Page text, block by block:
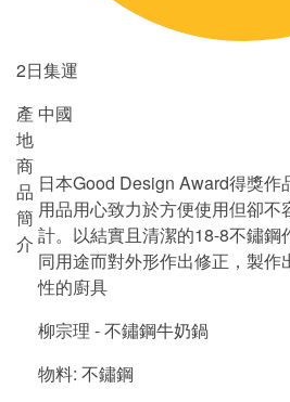
2日集運
產
地
中國
商
品
簡
介
日本Good Design Award得獎作
用品用心致力於方便使用但卻不
計。以結實且清潔的18-8不鏽鋼
同用途而對外形作出修正，製作
性的廚具
柳宗理 - 不鏽鋼牛奶鍋
物料: 不鏽鋼